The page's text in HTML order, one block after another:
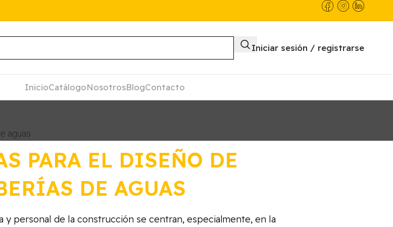
.
Iniciar sesión / registrarse
InicioCatálogoNosotrosBlogContacto
aguas
PARA EL DISEÑO DE
DE AGUAS
y personal de la construcción se centran, especialmente, en la